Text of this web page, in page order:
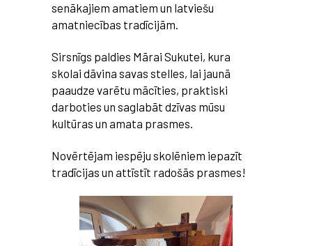
senākajiem amatiem un latviešu
amatniecības tradīcijām.
Sirsnīgs paldies Mārai Sukutei, kura
skolai dāvina savas stelles, lai jaunā
paaudze varētu mācīties, praktiski
darboties un saglabāt dzīvas mūsu
kultūras un amata prasmes.
Novērtējam iespēju skolēniem iepazīt
tradīcijas un attīstīt radošās prasmes!